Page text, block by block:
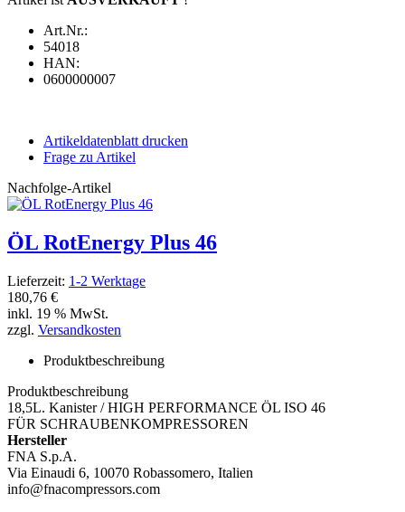
Art.Nr.:
54018
HAN:
0600000007
Artikeldatenblatt drucken
Frage zu Artikel
Nachfolge-Artikel
ÖL RotEnergy Plus 46
Lieferzeit: 1-2 Werktage
180,76 €
inkl. 19 % MwSt.
zzgl. Versandkosten
Produktbeschreibung
Produktbeschreibung
18,5L. Kanister / HIGH PERFORMANCE ÖL ISO 46
FÜR SCHRAUBENKOMPRESSOREN
Hersteller
FNA S.p.A.
Via Einaudi 6, 10070 Robassomero, Italien
info@fnacompressors.com